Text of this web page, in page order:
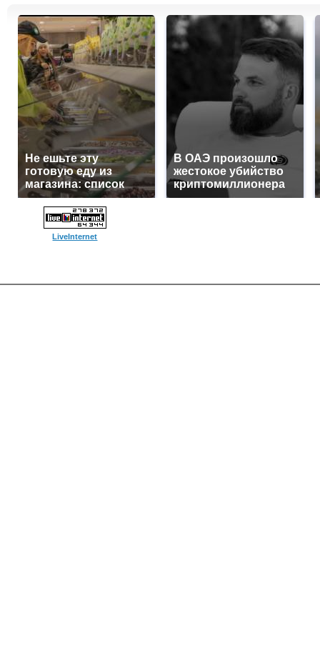
Не ешьте эту
готовую еду из
магазина: список
В ОАЭ произошло
жестокое убийство
криптомиллионера
LiveInternet